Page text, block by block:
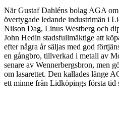
När Gustaf Dahléns bolag AGA
övertygade ledande industrimän i
Nilson Dag, Linus Westberg och
John Hedin stadsfullmäktige att
efter några år säljas med god
en gångbro, tillverkad i metall av
senare av Wennerbergsbron, men
om lasarettet. Den kallades länge
ett minne från Lidköpings första tid